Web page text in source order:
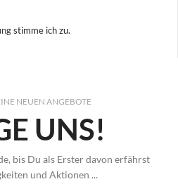
stimme ich zu.
NEUEN ANGEBOTE
UNS!
bis Du als Erster davon erfährst
und Aktionen ...